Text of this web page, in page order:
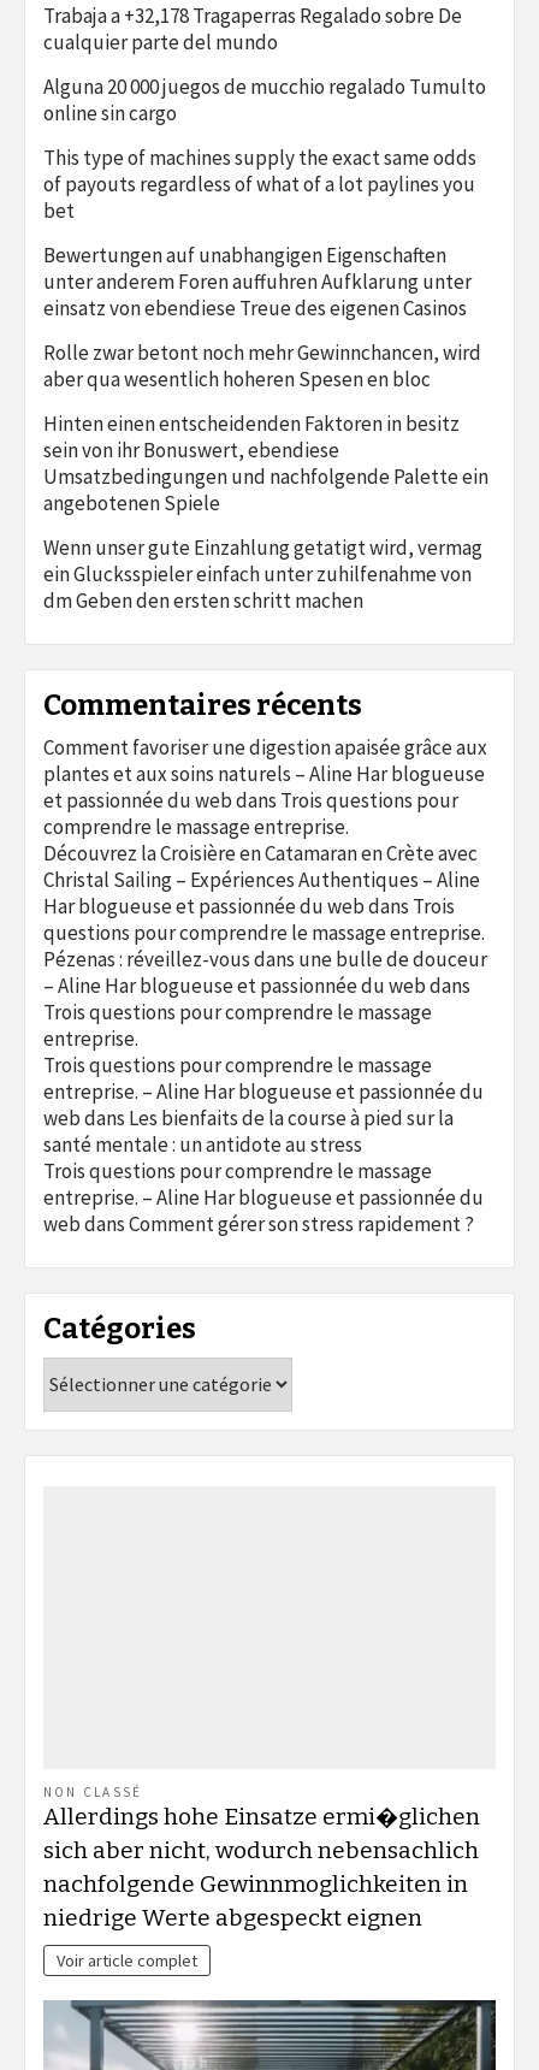
Trabaja a +32,178 Tragaperras Regalado sobre De
cualquier parte del mundo
Alguna 20 000 juegos de mucchio regalado Tumulto
online sin cargo
This type of machines supply the exact same odds
of payouts regardless of what of a lot paylines you
bet
Bewertungen auf unabhangigen Eigenschaften
unter anderem Foren auffuhren Aufklarung unter
einsatz von ebendiese Treue des eigenen Casinos
Rolle zwar betont noch mehr Gewinnchancen, wird
aber qua wesentlich hoheren Spesen en bloc
Hinten einen entscheidenden Faktoren in besitz
sein von ihr Bonuswert, ebendiese
Umsatzbedingungen und nachfolgende Palette ein
angebotenen Spiele
Wenn unser gute Einzahlung getatigt wird, vermag
ein Glucksspieler einfach unter zuhilfenahme von
dm Geben den ersten schritt machen
Commentaires récents
Comment favoriser une digestion apaisée grâce aux
plantes et aux soins naturels – Aline Har blogueuse
et passionnée du webdans Trois questions pour
comprendre le massage entreprise.
Découvrez la Croisière en Catamaran en Crète avec
Christal Sailing – Expériences Authentiques – Aline
Har blogueuse et passionnée du webdans Trois
questions pour comprendre le massage entreprise.
Pézenas : réveillez-vous dans une bulle de douceur
– Aline Har blogueuse et passionnée du webdans
Trois questions pour comprendre le massage
entreprise.
Trois questions pour comprendre le massage
entreprise. – Aline Har blogueuse et passionnée du
webdans Les bienfaits de la course à pied sur la
santé mentale : un antidote au stress
Trois questions pour comprendre le massage
entreprise. – Aline Har blogueuse et passionnée du
webdansComment gérer son stress rapidement ?
Catégories
NON CLASSÉ
Allerdings hohe Einsatze ermi�glichen
sich aber nicht, wodurch nebensachlich
nachfolgende Gewinnmoglichkeiten in
niedrige Werte abgespeckt eignen
Voir article complet